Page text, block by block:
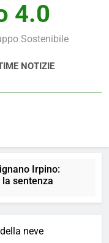
4.0
Sostenibile
NOTIZIE
Irpino:
sentenza
neve